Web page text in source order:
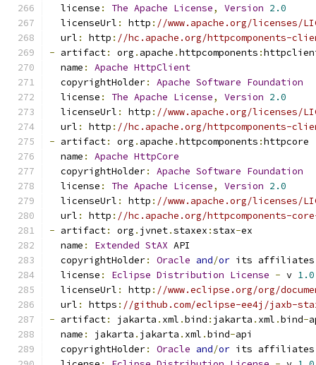
  license
: The Apache License, Version 2.0
  licenseUrl
: http : //www.apache.org/licenses/
  url
: http : //hc.apache.org/httpcomponents-
- artifact: org . apache .httpcomponents :
  name
: Apache HttpClient
  copyrightHolder
: Apache Software Foundation
  license
: The Apache License, Version 2.0
  licenseUrl
: http : //www.apache.org/licenses/
  url
: http : //hc.apache.org/httpcomponents-
- artifact: org . apache .httpcomponents :httpcore
  name
: Apache HttpCore
  copyrightHolder
: Apache Software Foundation
  license
: The Apache License, Version 2.0
  licenseUrl
: http : //www.apache.org/licenses/
  url
: http : //hc.apache.org/httpcomponents-
- artifact: org . jvnet.staxex :stax-ex
  name
: Extended StAX API
  copyrightHolder
: Oracle and/or its affiliates
  license
: Eclipse Distribution License - v 1.0
  licenseUrl
: http : //www.eclipse.org/org/
  url
: https : //github.com/eclipse-ee4j/jaxb-
- artifact: jakarta . xml .bind : jakarta . xml .bind-
  name
: jakarta . jakarta . xml .bind-api
  copyrightHolder
: Oracle and/or its affiliates